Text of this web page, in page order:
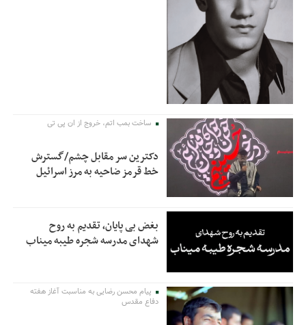
ساخت بمب اتم، خروج از ان پی تی
دکترین سر مقابل چشم/گسترش
خط قرمز ضاحیه به مرز اسرائیل
بغض بی پایان، تقدیم به روح
شهدای مدرسه شجره طیبه میناب
پیام محسن رضایی به مناسبت آغاز هفته
دفاع مقدس